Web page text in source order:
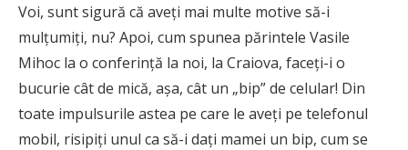
Voi, sunt sigură că aveţi mai multe motive să-i
mulţumiţi, nu? Apoi, cum spunea părintele Vasile
Mihoc la o conferinţă la noi, la Craiova, faceţi-i o
bucurie cât de mică, aşa, cât un „bip” de celular! Din
toate impulsurile astea pe care le aveţi pe telefonul
mobil, risipiţi unul ca să-i daţi mamei un bip, cum se